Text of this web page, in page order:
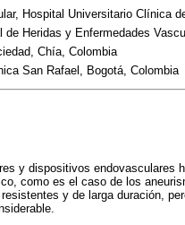
Hospital Universitario Clínica
de Heridas y Enfermedades
Chía, Colombia
San Rafael, Bogotá, Colombia
y dispositivos endovasculares
como es el caso de los
y de larga duración,